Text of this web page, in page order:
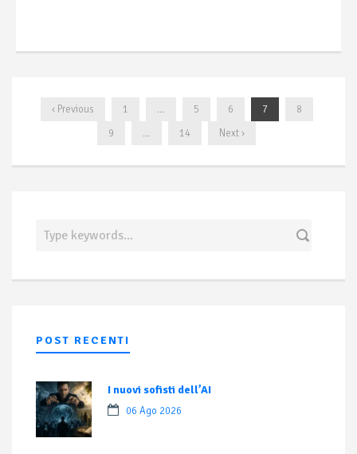
‹ Previous 1 … 5 6 7
8
9
… 14 Next ›
POST RECENTI
I nuovi sofisti dell’AI
06 Ago 2026